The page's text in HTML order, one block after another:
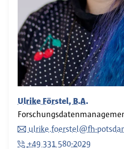
Ulrike Förstel, B.A.
ulrike.foerstel@fh-
+49 331 580-2029